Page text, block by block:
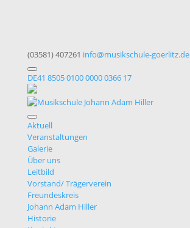
(03581) 407261 info@musikschule-goerlitz.de
DE41 8505 0100 0000 0366 17
Aktuell
Veranstaltungen
Galerie
Über uns
Leitbild
Vorstand/ Trägerverein
Freundeskreis
Johann Adam Hiller
Historie